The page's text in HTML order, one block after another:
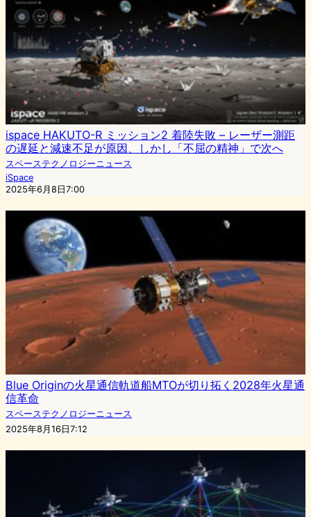
ispace HAKUTO-R ミッション2 着陸失敗 – レーザー測距
の遅延と減速不足が原因、しかし「不屈の精神」で次へ
スペーステクノロジーニュース
iSpace
2025年6月8日7:00
Blue Originの火星通信軌道船MTOが切り拓く2028年火星通
信革命
スペーステクノロジーニュース
2025年8月16日7:12